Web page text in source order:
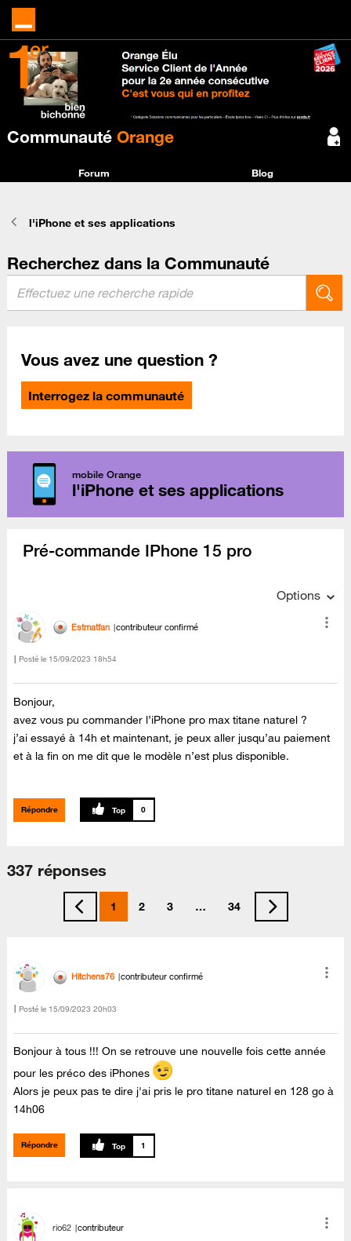
Communauté Orange
Forum Blog
l'iPhone et ses applications
Recherchez dans la Communauté
Vous avez une question ?
Interrogez la communauté
mobile Orange
l'iPhone et ses applications
Pré-commande IPhone 15 pro
Options
Estmatfan contributeur confirmé
Posté le ‎15/09/2023 18h54
Bonjour,
avez vous pu commander l’iPhone pro max titane naturel ?
j’ai essayé à 14h et maintenant, je peux aller jusqu’au paiement
et à la fin on me dit que le modèle n’est plus disponible.
Répondre 0
337 réponses
1 2 3 … 34
Hitchens76 contributeur confirmé
Posté le ‎15/09/2023 20h03
Bonjour à tous !!! On se retrouve une nouvelle fois cette année
pour les préco des iPhones
Alors je peux pas te dire j'ai pris le pro titane naturel en 128 go à
14h06
Répondre 1
rio62 contributeur